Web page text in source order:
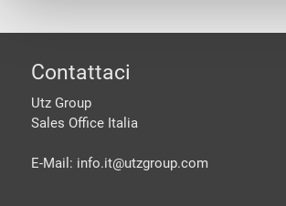
piè di pagine
Contattaci
Utz Group
Sales Office Italia
E-Mail: info.it@utzgroup.com